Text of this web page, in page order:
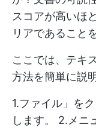
スコアが高いほ
リアであること
ここでは、テキ
方法を簡単に説
1.ファイル」を
します。 2.メニ